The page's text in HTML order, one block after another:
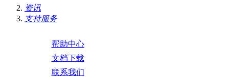
资讯
支持服务
帮助中心
文档下载
联系我们